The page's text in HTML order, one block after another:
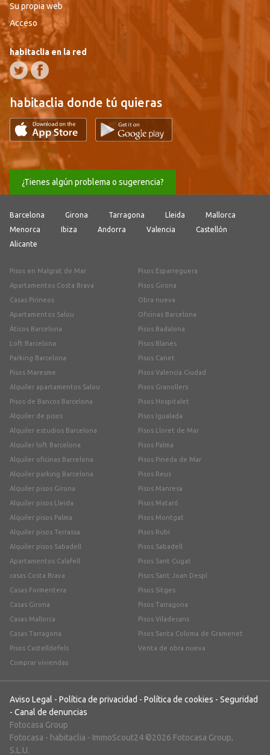
Su propia web
Acceso
habitaclia en la red
habitaclia donde tú quieras
¿Tienes algún problema o sugerencia?
Barcelona Girona Tarragona Lleida
Mallorca
Menorca
Ibiza Andorra Valencia
Castellón
Alicante
Pisos en Malgrat de Mar
Apartamentos Costa Brava
Casas Pirineos
Apartamentos Salou
Áticos Barcelona
Loft Barcelona
Parking Barcelona
Pisos Maresme
Alquiler apartamentos Salou
Pisos de Bancos Barcelona
Alquiler de pisos
Alquiler estudios Barcelona
Alquiler loft Barcelona
Alquiler oficinas Barcelona
Alquiler parking Barcelona
Alquiler pisos Girona
Alquiler pisos Lleida
Alquiler pisos Palma
Alquiler pisos Terrassa
Alquiler pisos Sabadell
Apartamentos Calafell
casas Costa Brava
Casas Formentera
Casas Girona
Casas Mallorca
Casas Tarragona
Pisos Castelldefels
Comprar viviendas
Pisos Esparreguera
Pisos Girona
Obra nueva
Oficinas Barcelona
Pisos Badalona
Pisos Blanes
Pisos Canet
Pisos Valencia Ciudad
Pisos Granollers
Pisos Hospitalet
Pisos Igualada
Pisos Lloret de Mar
Pisos Palma
Pisos Pineda de Mar
Pisos Reus
Pisos Manresa
Pisos Mataró
Pisos Montgat
Pisos Rubí
Pisos Sabadell
Pisos Sant Cugat
Pisos Sant Joan Despí
Pisos Sitges
Pisos Tarragona
Pisos Viladecans
Pisos Santa Coloma de Gramenet
Venta de obra nueva
Aviso Legal - Política de privacidad - Política de cookies - Seguridad
- Canal de denuncias
Fotocasa Group
Fotocasa - habitaclia - ImmoScout24 ©2026 Fotocasa Group,
S.L.U.